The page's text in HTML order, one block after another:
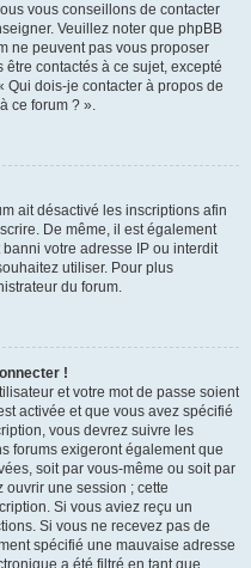
vous conseillons de contacter
Veuillez noter que phpBB
ne peuvent pas vous proposer
contactés à ce sujet, excepté
Qui dois-je contacter à propos de
ce forum ? ».
ait désactivé les inscriptions afin
De même, il est également
votre adresse IP ou interdit
utiliser. Pour plus
du forum.
!
et votre mot de passe soient
activée et que vous avez spécifié
vous devrez suivre les
forums exigeront également que
soit par vous-même ou soit par
ouvrir une session ; cette
Si vous aviez reçu un
Si vous ne recevez pas de
spécifié une mauvaise adresse
a été filtré en tant que